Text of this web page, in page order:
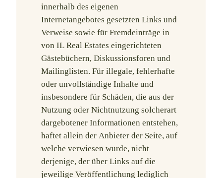
innerhalb des eigenen
Internetangebotes gesetzten Links und
Verweise sowie für Fremdeinträge in
von IL Real Estates eingerichteten
Gästebüchern, Diskussionsforen und
Mailinglisten. Für illegale, fehlerhafte
oder unvollständige Inhalte und
insbesondere für Schäden, die aus der
Nutzung oder Nichtnutzung solcherart
dargebotener Informationen entstehen,
haftet allein der Anbieter der Seite, auf
welche verwiesen wurde, nicht
derjenige, der über Links auf die
jeweilige Veröffentlichung lediglich